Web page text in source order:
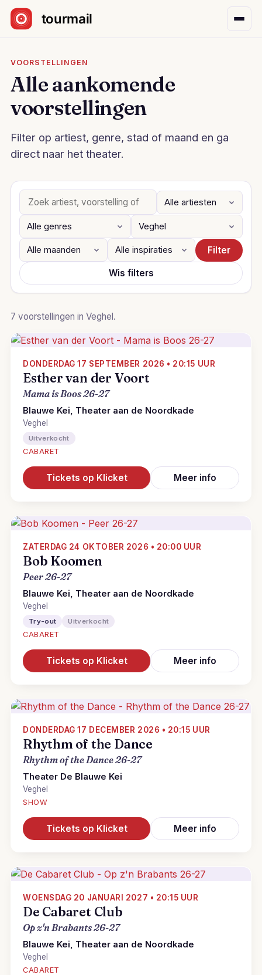
Sla navigatie over
VOORSTELLINGEN
Alle aankomende
voorstellingen
Filter op artiest, genre, stad of maand en ga
direct naar het theater.
Filter
Wis filters
7 voorstellingen in Veghel.
DONDERDAG 17 SEPTEMBER 2026 • 20:15 UUR
Esther van der Voort
Mama is Boos 26-27
Blauwe Kei, Theater aan de Noordkade
Veghel
Uitverkocht
CABARET
Tickets op Klicket Meer info
ZATERDAG 24 OKTOBER 2026 • 20:00 UUR
Bob Koomen
Peer 26-27
Blauwe Kei, Theater aan de Noordkade
Veghel
Try-out Uitverkocht
CABARET
Tickets op Klicket Meer info
DONDERDAG 17 DECEMBER 2026 • 20:15 UUR
Rhythm of the Dance
Rhythm of the Dance 26-27
Theater De Blauwe Kei
Veghel
SHOW
Tickets op Klicket Meer info
WOENSDAG 20 JANUARI 2027 • 20:15 UUR
De Cabaret Club
Op z'n Brabants 26-27
Blauwe Kei, Theater aan de Noordkade
Veghel
CABARET